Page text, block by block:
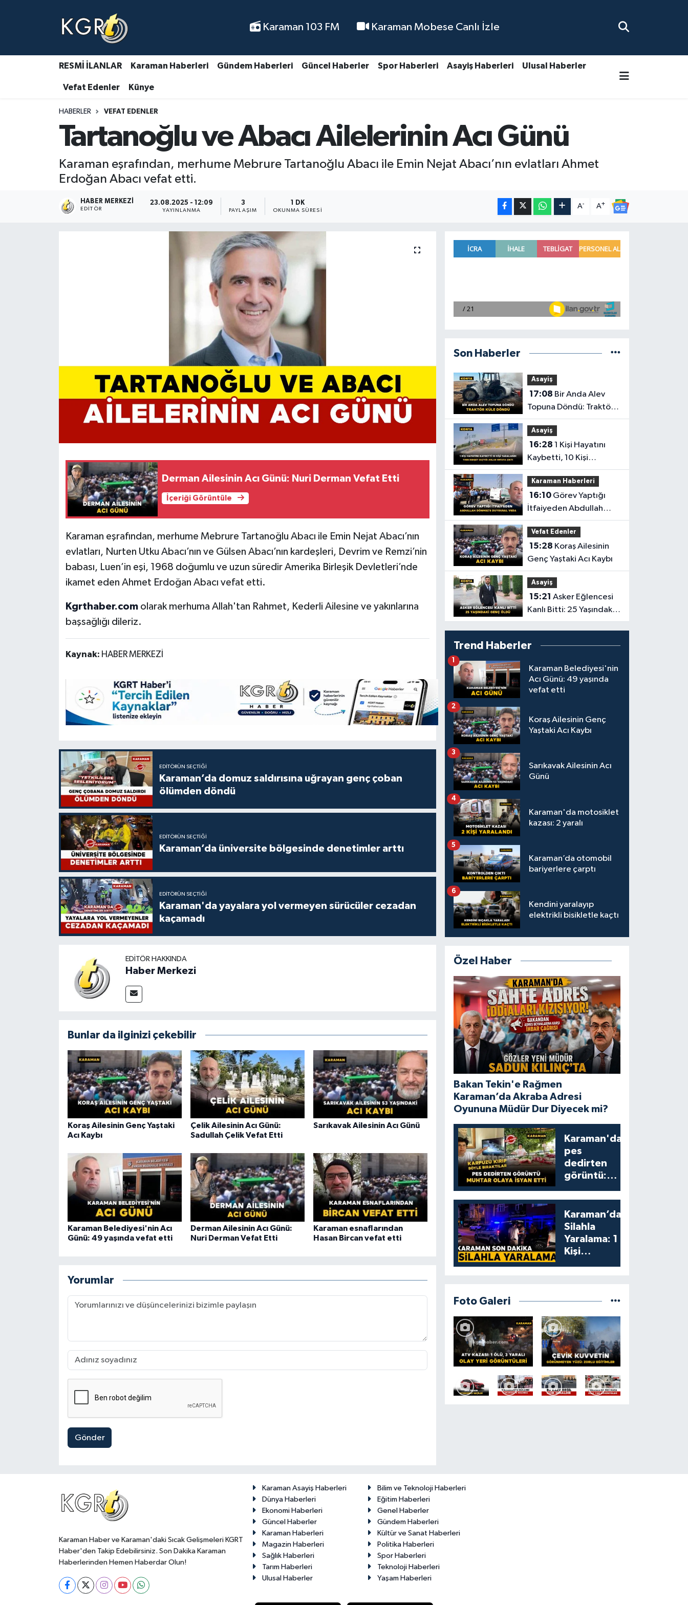
Karaman 103 FM Karaman Mobese Canlı İzle
RESMİ İLANLAR Karaman Haberleri Gündem Haberleri Güncel Haberler Spor Haberleri Asayiş Haberleri Ulusal Haberler
Vefat Edenler Künye
HABERLER VEFAT EDENLER
Tartanoğlu ve Abacı Ailelerinin Acı Günü
Karaman eşrafından, merhume Mebrure Tartanoğlu Abacı ile Emin Nejat Abacı’nın evlatları Ahmet
Erdoğan Abacı vefat etti.
HABER MERKEZI
EDITÖR
23.08.2025 - 12:09
YAYINLANMA
3
PAYLAŞIM
1 DK
OKUNMA SÜRESI
A- A+
Derman Ailesinin Acı Günü: Nuri Derman Vefat Etti
İçeriği Görüntüle
Karaman eşrafından, merhume Mebrure Tartanoğlu Abacı ile Emin Nejat Abacı’nın
evlatları, Nurten Utku Abacı’nın ve Gülsen Abacı’nın kardeşleri, Devrim ve Remzi’nin
babası, Luen’in eşi, 1968 doğumlu ve uzun süredir Amerika Birleşik Devletleri’nde
ikamet eden Ahmet Erdoğan Abacı vefat etti.
Kgrthaber.comolarak merhuma Allah'tan Rahmet, Kederli Ailesine ve yakınlarına
başsağlığı dileriz.
Kaynak: HABER MERKEZİ
EDITÖRÜN SEÇTIĞI
Karaman’da domuz saldırısına uğrayan genç çoban
ölümden döndü
EDITÖRÜN SEÇTIĞI
Karaman’da üniversite bölgesinde denetimler arttı
EDITÖRÜN SEÇTIĞI
Karaman'da yayalara yol vermeyen sürücüler cezadan
kaçamadı
EDITÖR HAKKINDA
Haber Merkezi
Bunlar da ilginizi çekebilir
Koraş Ailesinin Genç Yaştaki
Acı Kaybı
Çelik Ailesinin Acı Günü:
Sadullah Çelik Vefat Etti
Sarıkavak Ailesinin Acı Günü
Karaman Belediyesi'nin Acı
Günü: 49 yaşında vefat etti
Derman Ailesinin Acı Günü:
Nuri Derman Vefat Etti
Karaman esnaflarından
Hasan Bircan vefat etti
Yorumlar
Gönder
Son Haberler
Asayiş
17:08
Topuna Döndü: Traktör
Küle Döndü
Asayiş
16:28
Kaybetti, 10 Kişi
Yaralandı! Tırın Dehşet
Saçtığı Anlar Ortaya
Çıktı
Karaman Haberleri
16:10Görev Yaptığı
İtfaiyeden Abdullah
Dönmez'e Duygusal
Veda
Vefat Edenler
15:28
Genç Yaştaki Acı Kaybı
Asayiş
15:21
Kanlı Bitti: 25 Yaşındaki
Genç Öldü
Trend Haberler
Karaman Belediyesi'nin
Acı Günü: 49 yaşında
vefat etti
1
Koraş Ailesinin Genç
Yaştaki Acı Kaybı
2
Sarıkavak Ailesinin Acı
Günü
3
Karaman'da motosiklet
kazası: 2 yaralı
4
Karaman’da otomobil
bariyerlere çarptı
5
Kendini yaralayıp
elektrikli bisikletle kaçtı
6
Özel Haber
Bakan Tekin'e Rağmen
Karaman’da Akraba Adresi
Oyununa Müdür Dur Diyecek mi?
Karaman'da
pes
dedirten
görüntü:
yumruklayıp
yediler,
artıklarını
kamelyada
bıraktılar
Karaman’da
Silahla
Yaralama: 1
Kişi
Foto Galeri
Karaman Haber ve Karaman'daki Sıcak Gelişmeleri KGRT
Haber'den Takip Edebilirsiniz. Son Dakika Karaman
Haberlerinden Hemen Haberdar Olun!
Karaman Asayiş Haberleri
Bilim ve Teknoloji Haberleri
Dünya Haberleri
Eğitim Haberleri
Ekonomi Haberleri
Genel Haberler
Güncel Haberler
Gündem Haberleri
Karaman Haberleri
Kültür ve Sanat Haberleri
Magazin Haberleri
Politika Haberleri
Sağlık Haberleri
Spor Haberleri
Tarım Haberleri
Teknoloji Haberleri
Ulusal Haberler
Yaşam Haberleri
Karaman Haberleri
Gündem Haberleri
Güncel Haberler
Asayiş Haberleri
Ulusal Haberler